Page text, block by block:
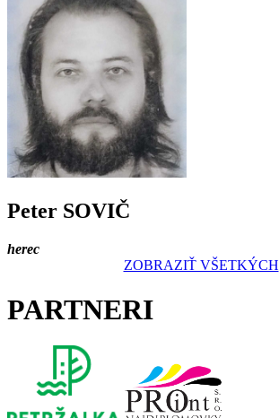
Peter SOVIČ
herec
ZOBRAZIŤ VŠETKÝCH
PARTNERI